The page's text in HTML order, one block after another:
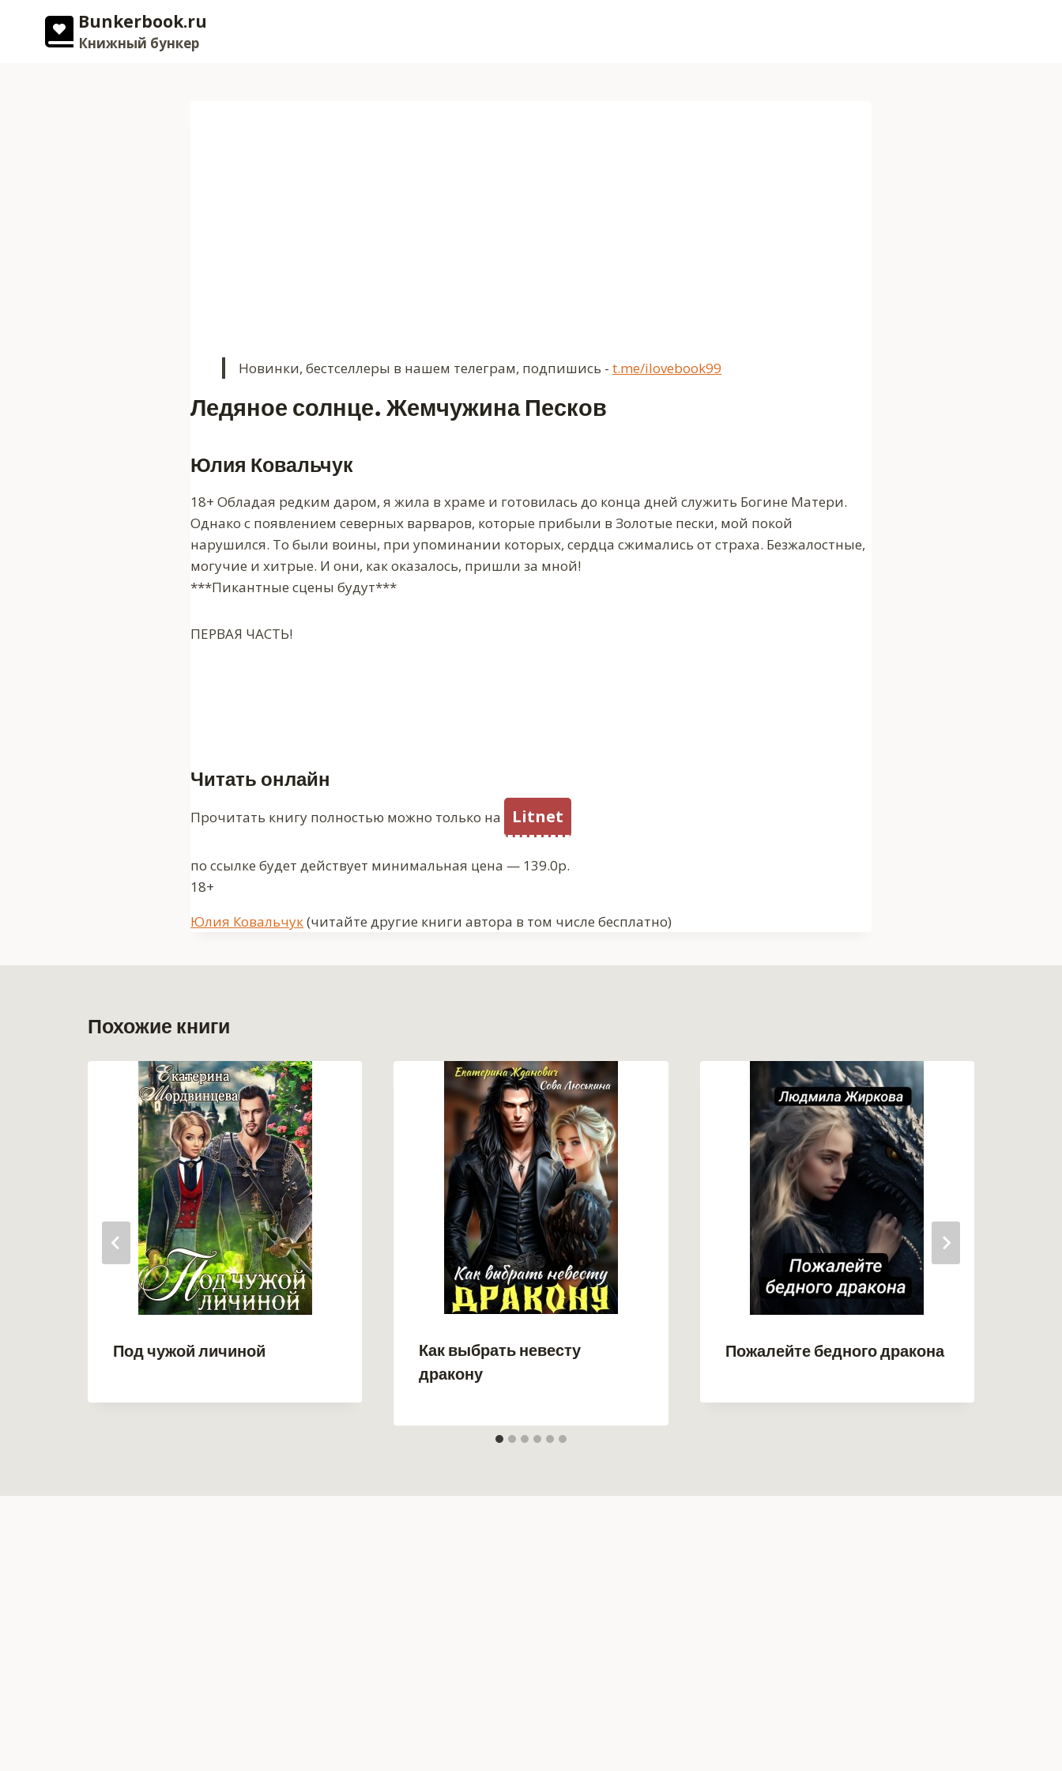
содержимому
Bunkerbook.ru
Книжный бункер
Новинки, бестселлеры в нашем телеграм, подпишись - t.me/ilovebook99
Ледяное солнце. Жемчужина Песков
Юлия Ковальчук
18+ Обладая редким даром, я жила в храме и готовилась до конца дней служить Богине Матери.
Однако с появлением северных варваров, которые прибыли в Золотые пески, мой покой
нарушился. То были воины, при упоминании которых, сердца сжимались от страха. Безжалостные,
могучие и хитрые. И они, как оказалось, пришли за мной!
***Пикантные сцены будут***
ПЕРВАЯ ЧАСТЬ!
Читать онлайн
Прочитать книгу полностью можно только на Litnet
по ссылке будет действует минимальная цена — 139.0р.
18+
Метки
Юлия Ковальчук(читайте другие книги автора в том числе бесплатно)
Похожие книги
Под чужой личиной
Как выбрать невесту
дракону
Пожалейте бедного дракона